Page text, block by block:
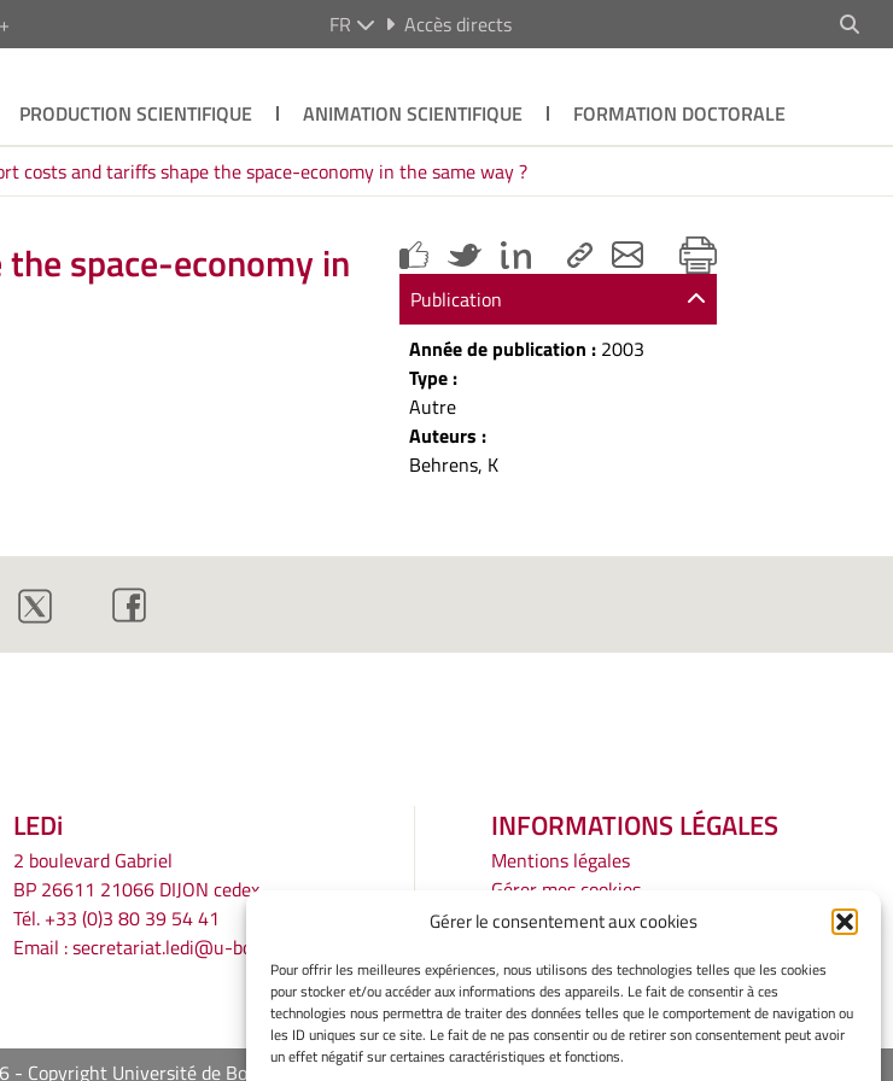
Gérer le consentement aux cookies
Pour offrir les meilleures expériences, nous utilisons des technologies telles que les cookies
pour stocker et/ou accéder aux informations des appareils. Le fait de consentir à ces
technologies nous permettra de traiter des données telles que le comportement de navigation ou
les ID uniques sur ce site. Le fait de ne pas consentir ou de retirer son consentement peut avoir
un effet négatif sur certaines caractéristiques et fonctions.
FR Accès directs
PRODUCTION SCIENTIFIQUE ANIMATION SCIENTIFIQUE
FORMATION DOCTORALE
costs and tariffs shape the space-economy in the same way ?
space-economy in
Publication
Année de publication : 2003
Type :
Autre
Auteurs :
Behrens, K
LEDi
2 boulevard Gabriel
BP 26611 21066 DIJON cedex
Tél. +33 (0)3 80 39 54 41
Email :secretariat.ledi@u-bourgogne.fr
INFORMATIONS LÉGALES
Mentions légales
Gérer mes cookies
Politique de cookies
Avertissement
Copyright Université de Bourgogne Europe